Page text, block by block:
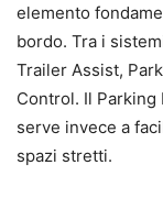
elemento
bordo. Tra i
Trailer Assist,
Control. Il
serve invece a
spazi stretti.